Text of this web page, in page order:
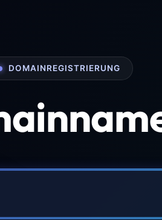
DOMAINREGISTRIERUNG